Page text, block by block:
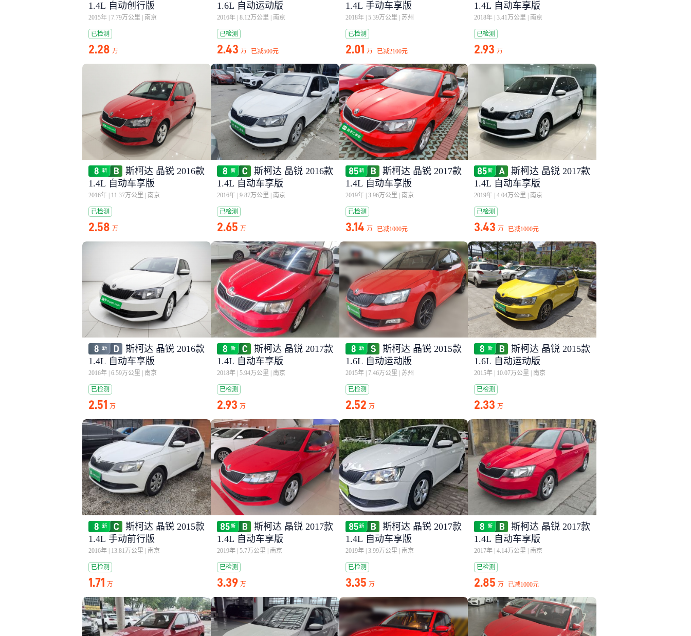
1.4L 自动创行版
2015年 7.79万公里 南京
已检测
2.28 万
1.6L 自动运动版
2016年 8.12万公里 南京
已检测
2.43 万 已减500元
1.4L 手动车享版
2018年 5.39万公里 苏州
已检测
2.01 万 已减2100元
1.4L 自动车享版
2018年 3.41万公里 南京
已检测
2.93 万
斯柯达 晶锐 2016款
1.4L 自动车享版
2016年 11.37万公里 南京
已检测
2.58 万
斯柯达 晶锐 2016款
1.4L 自动车享版
2016年 9.87万公里 南京
已检测
2.65 万
斯柯达 晶锐 2017款
1.4L 自动车享版
2019年 3.96万公里 南京
已检测
3.14 万 已减1000元
斯柯达 晶锐 2017款
1.4L 自动车享版
2019年 4.04万公里 南京
已检测
3.43 万 已减1000元
斯柯达 晶锐 2016款
1.4L 自动车享版
2016年 6.59万公里 南京
已检测
2.51 万
斯柯达 晶锐 2017款
1.4L 自动车享版
2018年 5.94万公里 南京
已检测
2.93 万
斯柯达 晶锐 2015款
1.6L 自动运动版
2015年 7.46万公里 苏州
已检测
2.52 万
斯柯达 晶锐 2015款
1.6L 自动运动版
2015年 10.07万公里 南京
已检测
2.33 万
斯柯达 晶锐 2015款
1.4L 手动前行版
2016年 13.81万公里 南京
已检测
1.71 万
斯柯达 晶锐 2017款
1.4L 自动车享版
2019年 5.7万公里 南京
已检测
3.39 万
斯柯达 晶锐 2017款
1.4L 自动车享版
2019年 3.99万公里 南京
已检测
3.35 万
斯柯达 晶锐 2017款
1.4L 自动车享版
2017年 4.14万公里 南京
已检测
2.85 万 已减1000元